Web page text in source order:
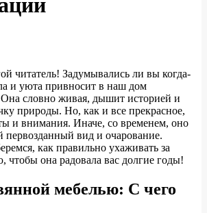
читатель! Задумывались ли вы когда-
и уюта привносит в наш дом
Она словно живая, дышит историей и
природы. Но, как и все прекрасное,
и внимания. Иначе, со временем, оно
первозданный вид и очарование.
как правильно ухаживать за
чтобы она радовала вас долгие годы!
мебелью: С чего